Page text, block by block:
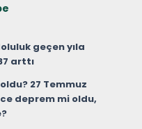
geçen yıla
arttı
27 Temmuz
deprem mi oldu,